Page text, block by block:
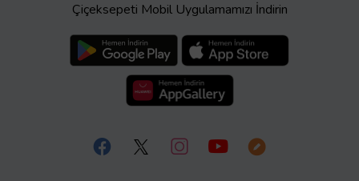
Çiçeksepeti Mobil Uygulamamızı İndirin